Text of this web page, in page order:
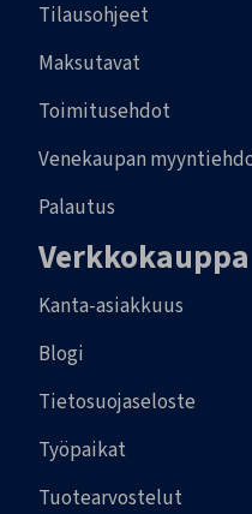
Tilausohjeet
Maksutavat
Toimitusehdot
Venekaupan
Palautus
Verkkokauppa
Kanta-asiakkuus
Blogi
Tietosuojaseloste
Työpaikat
Tuotearvostelut